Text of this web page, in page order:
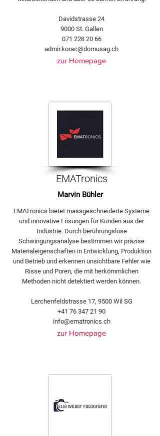
Davidstrasse 24
9000 St. Gallen
071 228 20 66
admir.korac@domusag.ch
zur Homepage
EMATronics
Marvin Bühler
EMATronics bietet massgeschneiderte Systeme
und innovative Lösungen für Kunden aus der
Industrie. Durch berührungslose
Schwingungsanalyse bestimmen wir präzise
Materialeigenschaften in Entwicklung, Produktion
und Betrieb und erkennen unsichtbare Fehler wie
Risse und Poren, die mit herkömmlichen
Methoden nicht detektiert werden können.
Lerchenfeldstrasse 17, 9500 Wil SG
+41 76 347 21 90
info@ematronics.ch
zur Homepage